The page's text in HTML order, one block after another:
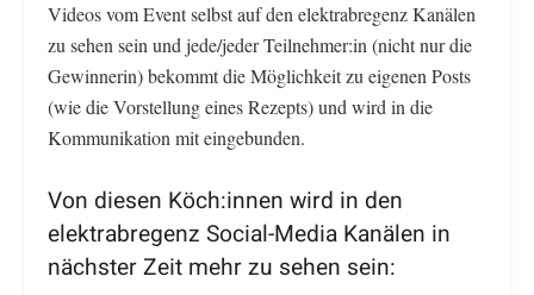
Videos vom Event selbst auf den elektrabregenz Kanälen
zu sehen sein und jede/jeder Teilnehmer:in (nicht nur die
Gewinnerin) bekommt die Möglichkeit zu eigenen Posts
(wie die Vorstellung eines Rezepts) und wird in die
Kommunikation mit eingebunden.
Von diesen Köch:innen wird in den
elektrabregenz Social-Media Kanälen in
nächster Zeit mehr zu sehen sein: